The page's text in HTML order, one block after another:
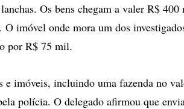
Os bens chegam a valer R$
O imóvel onde mora um dos
por R$ 75 mil.
e imóveis, incluindo uma fazenda no
polícia. O delegado afirmou que